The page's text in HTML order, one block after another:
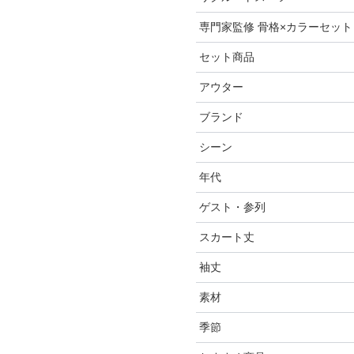
ベルト
その他
ブレスレット
セレモニー小物
リクルートスーツセット
専門家監修 骨格×カラーセット
推しに会う日はこれ♡
高級レストランにぴったり！
た夜の装い
初めての結婚式参列はこれ
い！
ご親族・マザードレス風
同窓会に着ていきたい憧れド
れ♡
ワンランク上を叶える謝恩
好印象セレモニーコーデ 初
園式もこれ一着で安心♡
セット商品
8点セット(ドレス＋小物7点)
6点セット(ドレス＋小物5点)
4点セット（ドレス＋小物3点
アウター
ファー
ジャケット
コート
ブランド
AIMER
CELFORD
FRAY I.D
SNIDEL
kaene
Phase Eight
REWAKES
シーン
結婚式・パーティ
成人式・同窓会
入卒・セレモニー
食事・挨拶
仏事
面接・入学式
年代
20代
30代
40代
50代
60代以上
ゲスト・参列
友人
親族
いとこ
職場
スカート丈
ミニ・ショート・膝上
膝丈
ミモレ丈・ひざ下
袖丈
袖あり
ノースリーブ
素材
レース・チュール
季節